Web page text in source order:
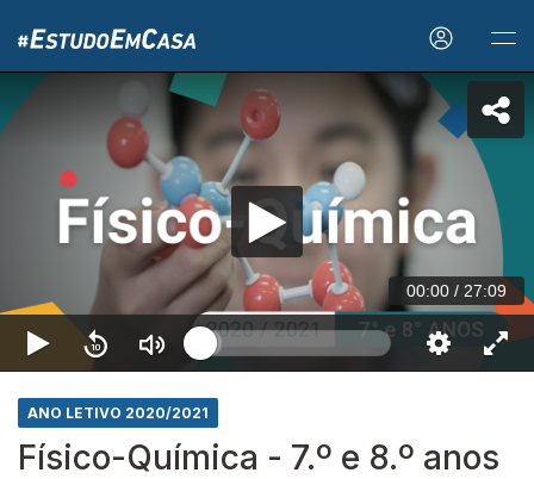
00:00 / 27:09
ANO LETIVO 2020/2021
Físico-Química - 7.º e 8.º anos